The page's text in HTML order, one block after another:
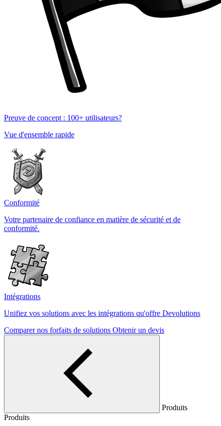
Preuve de concept : 100+ utilisateurs?
Vue d'ensemble rapide
Conformité
Votre partenaire de confiance en matière de sécurité et de
conformité.
Intégrations
Unifiez vos solutions avec les intégrations qu'offre Devolutions
Comparer nos forfaits de solutions Obtenir un devis
Produits
Produits